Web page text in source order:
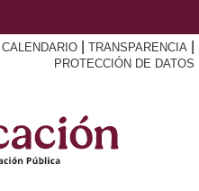
CALENDARIO TRANSPARENCIA
PROTECCIÓN DE DATOS